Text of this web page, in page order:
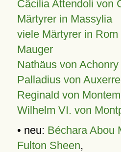
Cäcilia Attendoli von
Märtyrer in Massylia
viele Märtyrer in Rom
Mauger
Nathäus von Achonry
Palladius von Auxerre
Reginald von
Wilhelm VI. von
• neu: Béchara Abou
Fulton Sheen,